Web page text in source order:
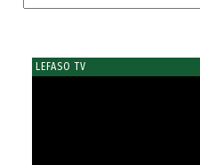
LEFASO TV